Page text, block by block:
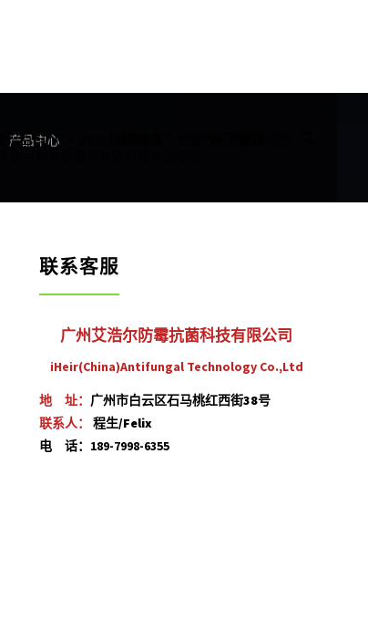
识百科
产品中心
联系客服
广州艾浩尔防霉抗菌科技有限公司
iHeir(China)Antifungal Technology Co.,Ltd
地 址： 广州市白云区石马桃红西街38号
联系人：
程生/Felix
电 话：189-7998-6355